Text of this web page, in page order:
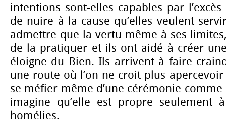
intentions sont-elles capables par
de nuire à la cause qu’elles veulent
admettre que la vertu même à ses
de la pratiquer et ils ont aidé à créer
éloigne du Bien. Ils arrivent à faire
une route où l’on ne croit plus
se méfier même d’une cérémonie
imagine qu’elle est propre seulement
homélies.